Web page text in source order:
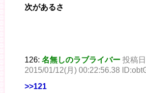
次があるさ
126: 名無しのラブライバー 投稿日
2015/01/12(月) 00:22:56.38
>>121